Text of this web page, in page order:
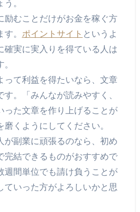
。
励むことだけがお金を稼ぐ方
。 ポイントサイト というよ
確実に実入りを得ている人は
って利益を得たいなら、文章
。「みんなが読みやすく、
った文章を作り上げることが
くようにしてください。
が副業に頑張るのなら、初め
完結できるものがおすすめで
週間単位でも請け負うことが
ていった方がよろしいかと思